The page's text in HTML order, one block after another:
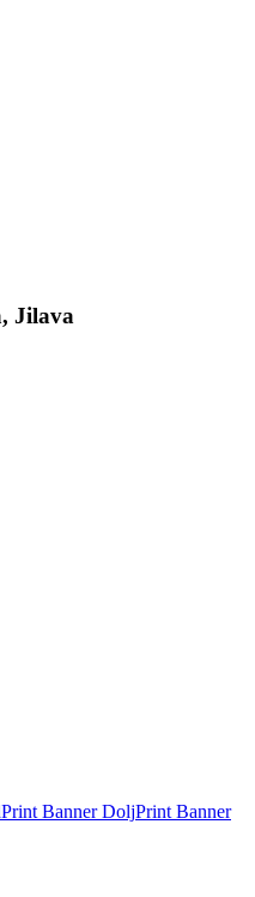
Jilava
Print BannerDoljPrint Banner